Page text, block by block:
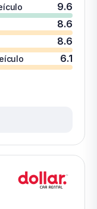
9.6
8.6
8.6
6.1